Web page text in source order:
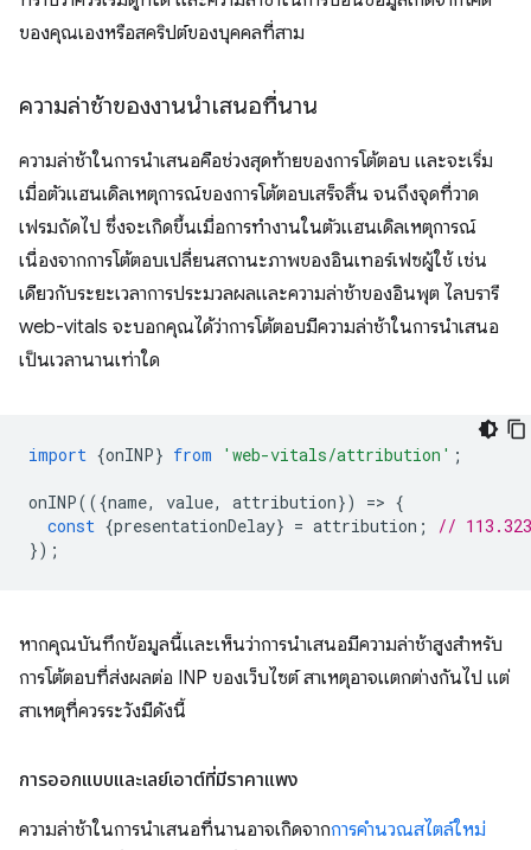
ของคุณเองหรือสคริปต์ของบุคคลที่สาม
ความล่าช้าของงานนำเสนอที่นาน
ความล่าช้าในการนำเสนอคือช่วงสุดท้ายของการโต้ตอบ และจะเริ่ม
เมื่อตัวแฮนเดิลเหตุการณ์ของการโต้ตอบเสร็จสิ้น จนถึงจุดที่วาด
เฟรมถัดไป ซึ่งจะเกิดขึ้นเมื่อการทำงานในตัวแฮนเดิลเหตุการณ์
เนื่องจากการโต้ตอบเปลี่ยนสถานะภาพของอินเทอร์เฟซผู้ใช้ เช่น
เดียวกับระยะเวลาการประมวลผลและความล่าช้าของอินพุต ไลบรารี
web-vitals จะบอกคุณได้ว่าการโต้ตอบมีความล่าช้าในการนำเสนอ
เป็นเวลานานเท่าใด
import {onINP} from 'web-vitals/attribution' ;
onINP(({name, value, attribution}) => {
const {presentationDelay} = attribution ;
//
});
หากคุณบันทึกข้อมูลนี้และเห็นว่าการนำเสนอมีความล่าช้าสูงสำหรับ
การโต้ตอบที่ส่งผลต่อ INP ของเว็บไซต์ สาเหตุอาจแตกต่างกันไป แต่
สาเหตุที่ควรระวังมีดังนี้
การออกแบบและเลย์เอาต์ที่มีราคาแพง
ความล่าช้าในการนำเสนอที่นานอาจเกิดจากการคำนวณสไตล์ใหม่